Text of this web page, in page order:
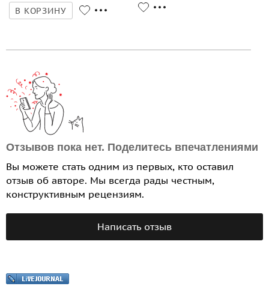
В КОРЗИНУ
Отзывов пока нет. Поделитесь впечатлениями
Вы можете стать одним из первых, кто оставил
отзыв об авторе. Мы всегда рады честным,
конструктивным рецензиям.
Написать отзыв